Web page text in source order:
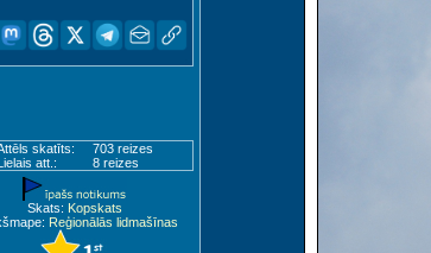
skatīts:
703 reizes
att.:
8 reizes
Skats: Kopskats
Reģionālās lidmašīnas